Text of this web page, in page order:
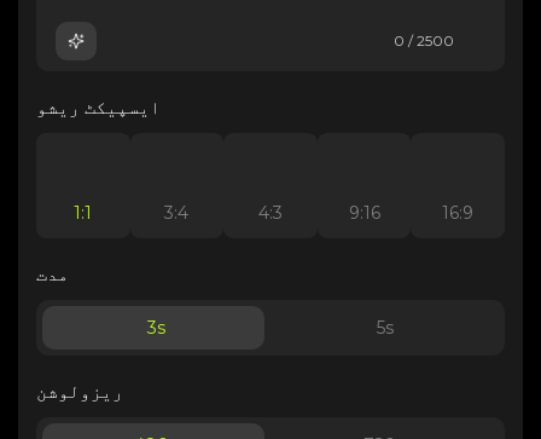
0 / 2500
ایسپیکٹ ریشو
1:1 3:4 4:3 9:16 16:9
مدت
3s 5s
ریزولوشن